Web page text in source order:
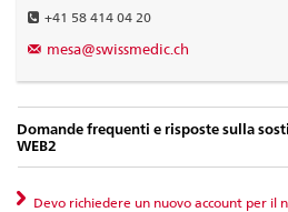
+41 58 414 04 20
mesa@swissmedic.ch
Domande frequenti e risposte sulla
WEB2
Devo richiedere un nuovo account per il